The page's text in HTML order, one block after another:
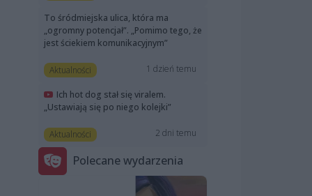
To śródmiejska ulica, która ma
„ogromny potencjał”. „Pomimo tego, że
jest ściekiem komunikacyjnym”
Aktualności 1 dzień temu
Ich hot dog stał się viralem.
„Ustawiają się po niego kolejki”
Aktualności 2 dni temu
Polecane wydarzenia